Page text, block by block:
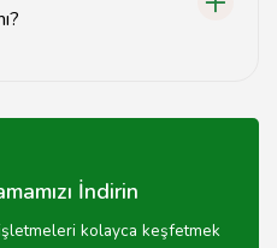
İndirin
kolayca keşfetmek